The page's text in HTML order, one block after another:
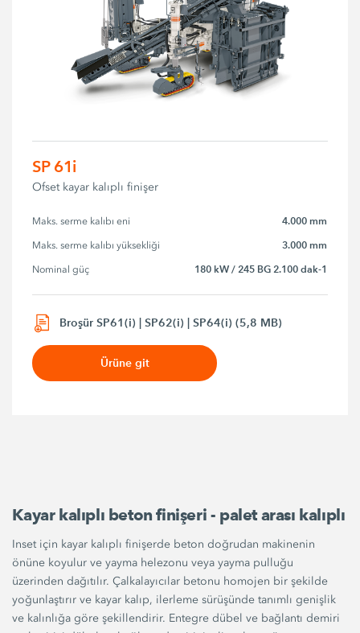
SP 61i
Ofset kayar kalıplı finişer
Maks. serme kalıbı eni 4.000 mm
Maks. serme kalıbı yüksekliği 3.000 mm
Nominal güç 180 kW / 245 BG 2.100 dak-1
Broşür SP61(i) | SP62(i) | SP64(i) (5,8 MB)
Ürüne git
Kayar kalıplı beton finişeri - palet arası kalıplı
Inset için kayar kalıplı finişerde beton doğrudan makinenin
önüne koyulur ve yayma helezonu veya yayma pulluğu
üzerinden dağıtılır. Çalkalayıcılar betonu homojen bir şekilde
yoğunlaştırır ve kayar kalıp, ilerleme sürüşünde tanımlı genişlik
ve kalınlığa göre şekillendirir. Entegre dübel ve bağlantı demiri